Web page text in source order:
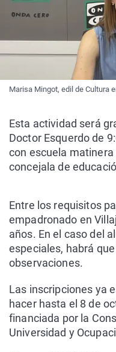
Marisa Mingot, edil de Cultura
Esta actividad será
Doctor Esquerdo de
con escuela
concejala de
Entre los requisitos
empadronado en
años. En el caso del
especiales, habrá
observaciones.
Las inscripciones ya
hacer hasta el 8 de
financiada por la
Universidad y